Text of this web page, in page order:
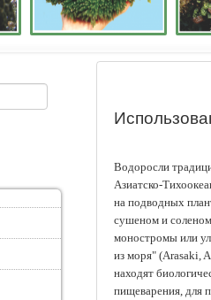
Водоросли
Азиатско-
на подводных
сушеном и
моностромы или
из моря" (Arasaki,
находят
пищеварения, для